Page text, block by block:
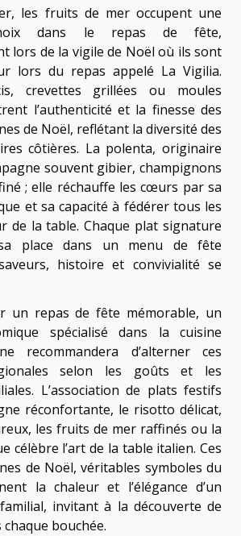
les fruits de mer occupent une
dans le repas de fête,
lors de la vigile de Noël où ils sont
lors du repas appelé La Vigilia.
crevettes grillées ou moules
l’authenticité et la finesse des
de Noël, reflétant la diversité des
côtières. La polenta, originaire
souvent gibier, champignons
; elle réchauffe les cœurs par sa
et sa capacité à fédérer tous les
de la table. Chaque plat signature
place dans un menu de fête
histoire et convivialité se
un repas de fête mémorable, un
spécialisé dans la cuisine
recommandera d’alterner ces
selon les goûts et les
L’association de plats festifs
réconfortante, le risotto délicat,
les fruits de mer raffinés ou la
célèbre l’art de la table italien. Ces
de Noël, véritables symboles du
la chaleur et l’élégance d’un
invitant à la découverte de
chaque bouchée.